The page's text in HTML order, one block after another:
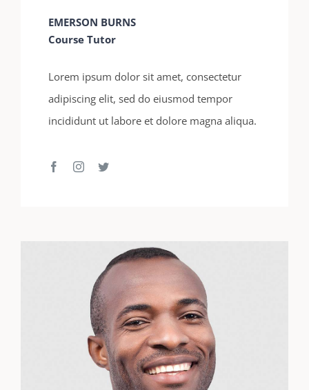
EMERSON BURNS
Course Tutor
Lorem ipsum dolor sit amet, consectetur
adipiscing elit, sed do eiusmod tempor
incididunt ut labore et dolore magna aliqua.